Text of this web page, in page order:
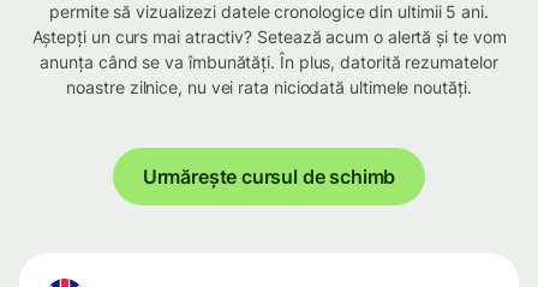
permite să vizualizezi datele cronologice din ultimii 5 ani.
Aștepți un curs mai atractiv? Setează acum o alertă și te vom
anunța când se va îmbunătăți. În plus, datorită rezumatelor
noastre zilnice, nu vei rata niciodată ultimele noutăți.
Urmărește cursul de schimb